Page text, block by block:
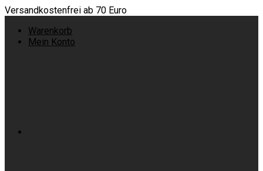
Versandkostenfrei ab 70 Euro
Warenkorb
Mein Konto